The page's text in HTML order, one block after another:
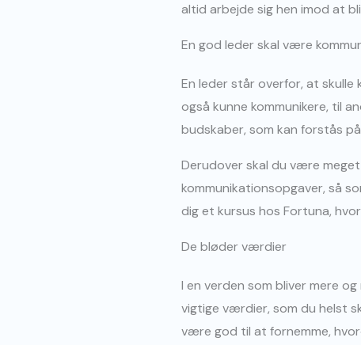
altid arbejde sig hen imod at
En god leder skal være
En leder står overfor, at skulle
også kunne kommunikere, til
budskaber, som kan forstås
Derudover skal du være
kommunikationsopgaver, så
dig et kursus hos Fortuna,
De bløder værdier
I en verden som bliver mere
vigtige værdier, som du helst
være god til at fornemme,